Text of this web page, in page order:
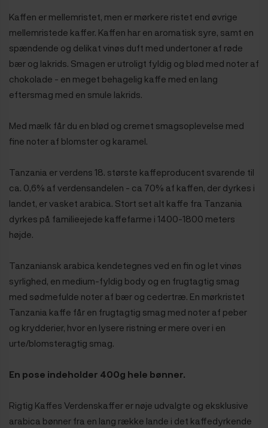
Kaffen er mellemristet, men er mørkere ristet end øvrige
mellemristede kaffer. Kaffen har en aromatisk syre, samt en
spændende og delikat vinøs duft med undertoner af røde
bær og lakrids. Smagen er utroligt fyldig og blød med noter af
chokolade - en meget behagelig kaffe med en lang
eftersmag med en smule lakrids.
Med mælk får du en blød og cremet smagsoplevelse med
fine noter af blomster og karamel.
Tanzania er verdens 18. største kaffeproducent svarende til
ca. 0,6% af verdensandelen - ca 70% af kaffen, der dyrkes i
landet, er vasket arabica. Stort set alt kaffe fra Tanzania
dyrkes på familieejede kaffefarme i 1400-1800 meters
højde.
Tanzaniansk arabica kendetegnes ved en fin og let vinøs
syrlighed, en medium-fyldig body og en frugtagtig smag
med sødmefulde noter af bær og cedertræ. En mørkristet
Tanzania kaffe får en frugtagtig smag med noter af peber
og krydderier, hvor en lysere ristning er mere over i en
urte/blomsteragtig smag.
En pose indeholder 400g hele bønner.
Rigtig Kaffes Verdenskaffer er nøje udvalgte og eksklusive
arabica bønner fra en lang række lande i det kaffedyrkende